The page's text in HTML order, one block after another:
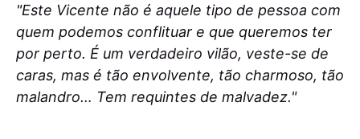
"Este Vicente não é aquele tipo de pessoa com
quem podemos conflituar e que queremos ter
por perto. É um verdadeiro vilão, veste-se de
caras, mas é tão envolvente, tão charmoso, tão
malandro… Tem requintes de malvadez."